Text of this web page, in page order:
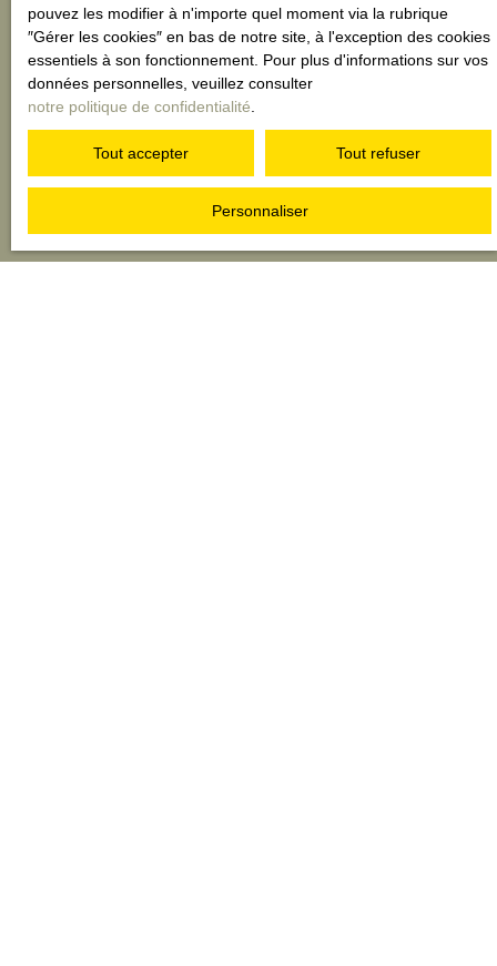
Notre estimation en résumé
pouvez les modifier à n'importe quel moment via la rubrique
″Gérer les cookies″ en bas de notre site, à l'exception des cookies
essentiels à son fonctionnement. Pour plus d'informations sur vos
données personnelles, veuillez consulter
notre politique de confidentialité
Tout accepter Tout refuser
Personnaliser